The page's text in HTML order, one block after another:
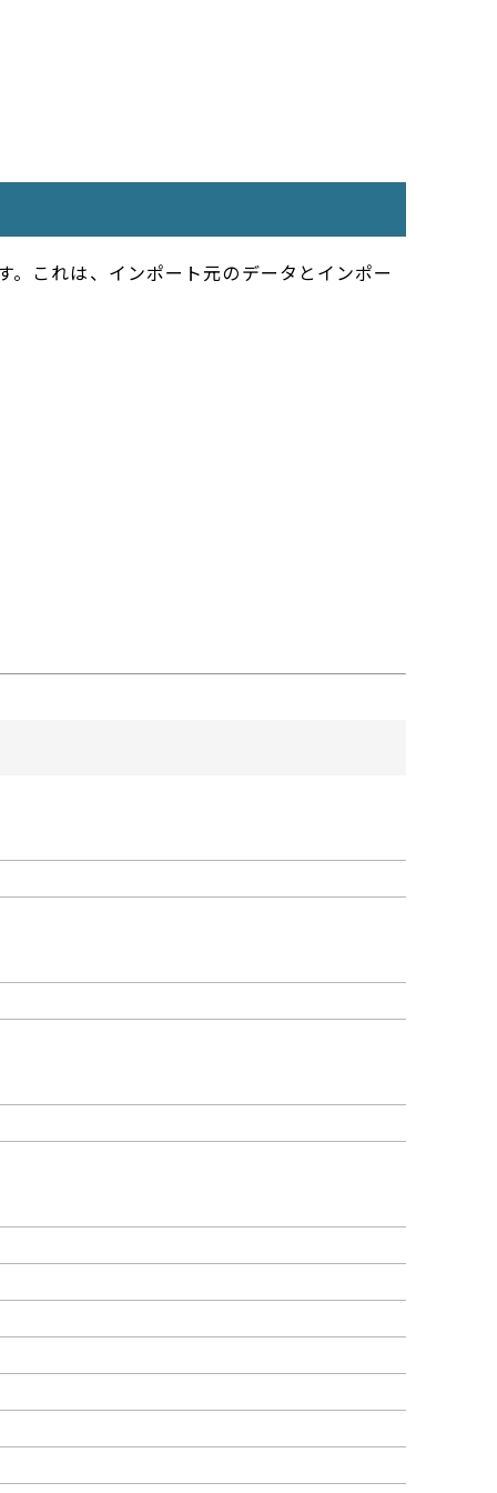
これは、インポート元のデータとインポー